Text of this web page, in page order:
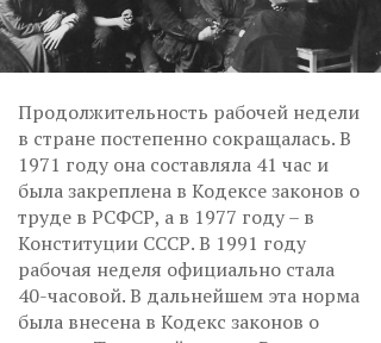
Продолжительность рабочей недели
в стране постепенно сокращалась. В
1971 году она составляла 41 час и
была закреплена в Кодексе законов о
труде в РСФСР, а в 1977 году – в
Конституции СССР. В 1991 году
рабочая неделя официально стала
40-часовой. В дальнейшем эта норма
была внесена в Кодекс законов о